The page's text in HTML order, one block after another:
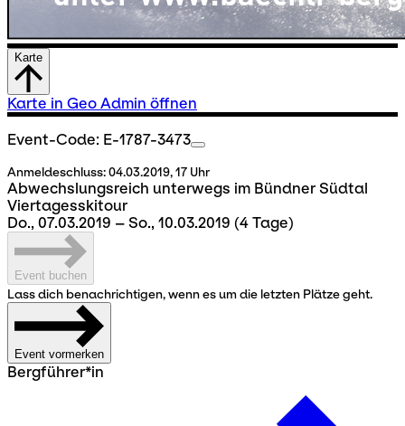
Karte
Karte in Geo Admin öffnen
Event-Code: E-1787-3473
Anmeldeschluss:04.03.2019, 17 Uhr
Abwechslungsreich unterwegs im Bündner Südtal
Viertagesskitour
Do., 07.03.2019 – So., 10.03.2019 (4 Tage)
Event buchen
Lass dich benachrichtigen, wenn es um die letzten Plätze geht.
Event vormerken
Bergführer*in